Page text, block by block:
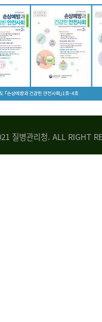
질병관리청. ALL RIGHT